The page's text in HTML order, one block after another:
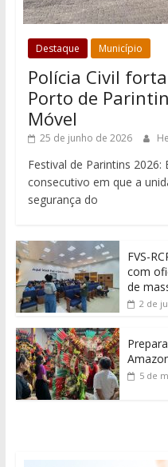
Destaque Município
Polícia Civil
Porto de
Móvel
25 de junho de 2026
Festival de Parintins
consecutivo em que a
segurança do
FVS-
com
de
2 de
5 de